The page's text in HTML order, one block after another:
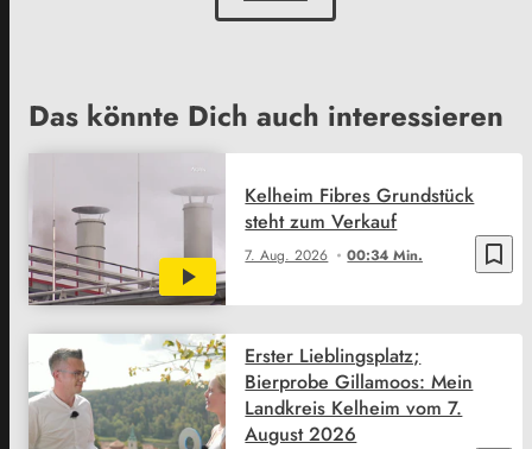
Das könnte Dich auch interessieren
bookmark_border
7. Aug. 2026 00:34 Min.
Kelheim Fibres Grundstück
steht zum Verkauf
Erster Lieblingsplatz;
Bierprobe Gillamoos: Mein
Landkreis Kelheim vom 7.
August 2026